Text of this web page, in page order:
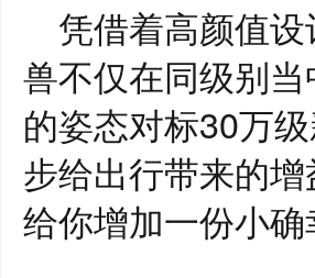
凭借着高颜值
兽不仅在同级别
的姿态对标30万级
步给出行带来的增
给你增加一份小